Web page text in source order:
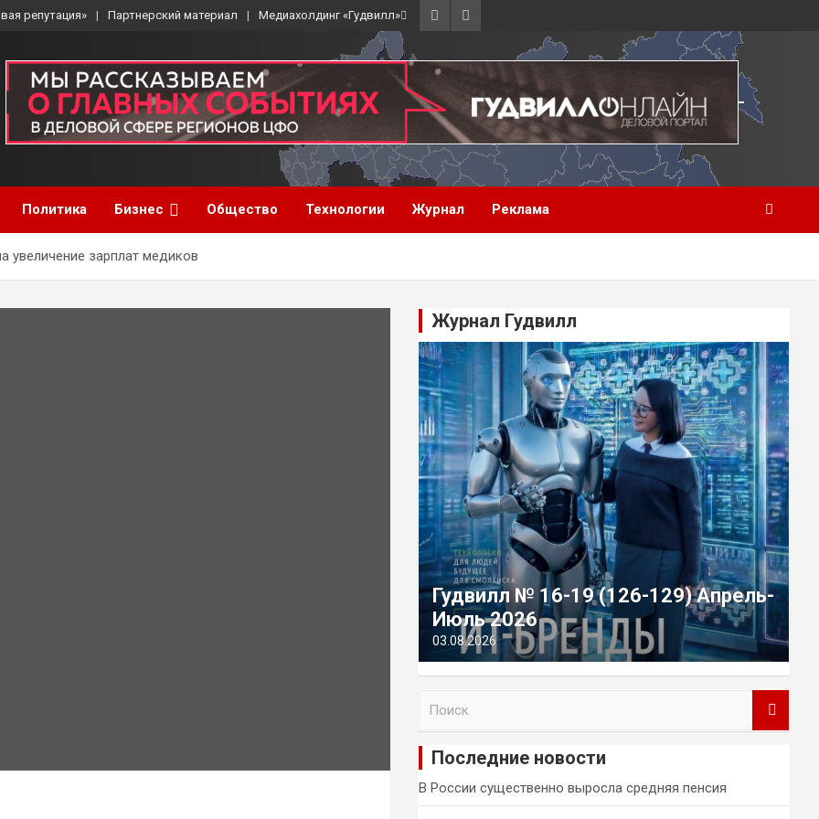
репутация» Партнерский материал Медиахолдинг «Гудвилл»
Политика Бизнес Общество Технологии Журнал Реклама
увеличение зарплат медиков
Журнал Гудвилл
Гудвилл № 16-19 (126-129) Апрель-
Июль 2026
03.08.2026
и
Последние новости
В России существенно выросла средняя пенсия